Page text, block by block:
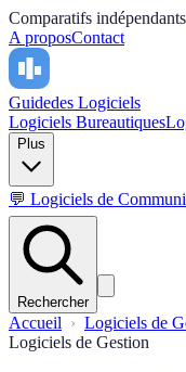
Comparatifs
A proposContact
Guidedes Logiciels
Logiciels Bureautiques
Plus
💬 Logiciels de
Rechercher
Accueil Logiciels de
Logiciels de Gestion